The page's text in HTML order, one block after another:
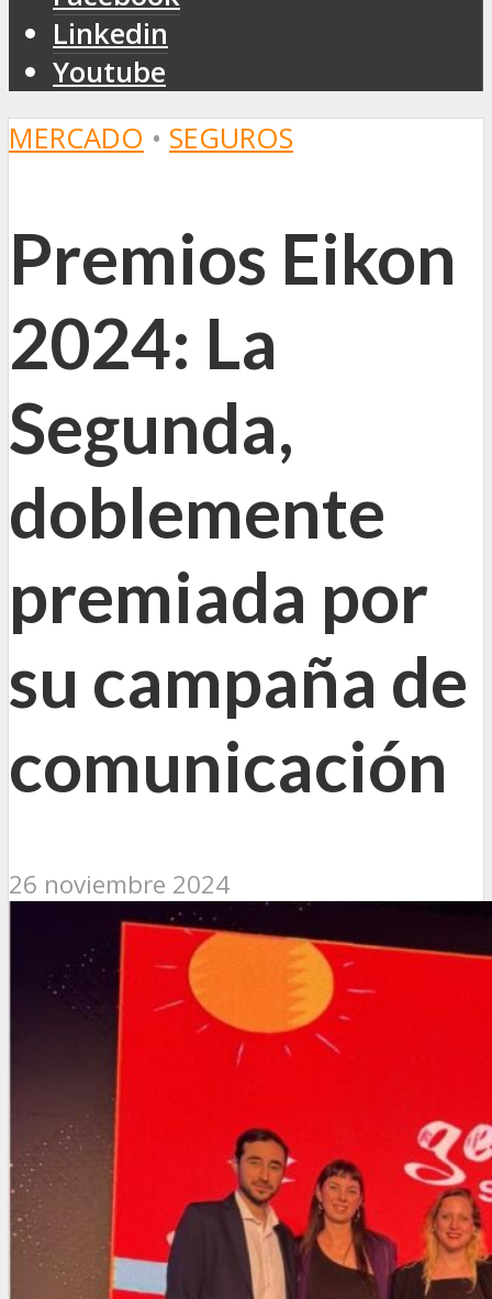
Linkedin
Youtube
MERCADO • SEGUROS
Premios Eikon
2024: La
Segunda,
doblemente
premiada por
su campaña de
comunicación
26 noviembre 2024